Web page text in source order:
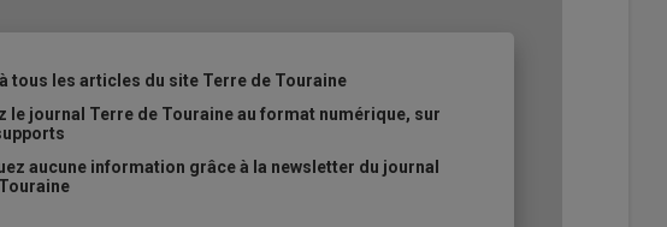
tous les articles du site Terre de Touraine
le journal Terre de Touraine au format numérique, sur
aucune information grâce à la newsletter du journal